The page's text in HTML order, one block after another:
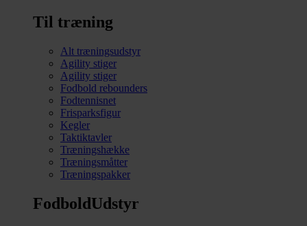
Til træning
Alt træningsudstyr
Agility stiger
Agility stiger
Fodbold rebounders
Fodtennisnet
Frisparksfigur
Kegler
Taktiktavler
Træningshække
Træningsmåtter
Træningspakker
FodboldUdstyr